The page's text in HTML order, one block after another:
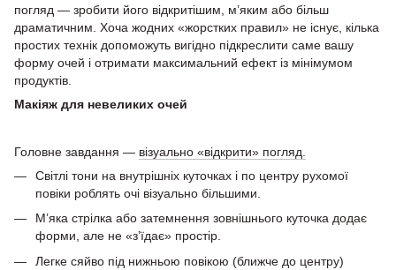
погляд — зробити його відкритішим, м’яким або більш
драматичним. Хоча жодних «жорстких правил» не існує, кілька
простих технік допоможуть вигідно підкреслити саме вашу
форму очей і отримати максимальний ефект із мінімумом
продуктів.
Макіяж для невеликих очей
Головне завдання — візуально «відкрити» погляд.
Світлі тони на внутрішніх куточках і по центру рухомої
повіки роблять очі візуально більшими.
М’яка стрілка або затемнення зовнішнього куточка додає
форми, але не «з’їдає» простір.
Легке сяйво під нижньою повікою (ближче до центру)